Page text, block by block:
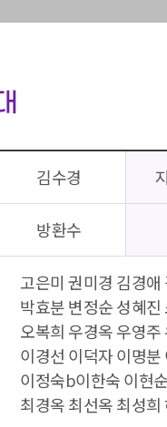
김수경
방환수
고은미 권미경 김경
박효분 변정순 성혜
오복희 우경옥 우영
이경선 이덕자 이명
이정숙b이한숙 이현
최경옥 최선옥 최성희